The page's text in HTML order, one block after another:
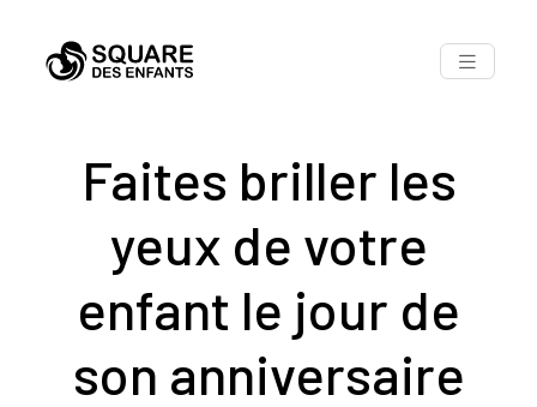
Faites briller les
yeux de votre
enfant le jour de
son anniversaire